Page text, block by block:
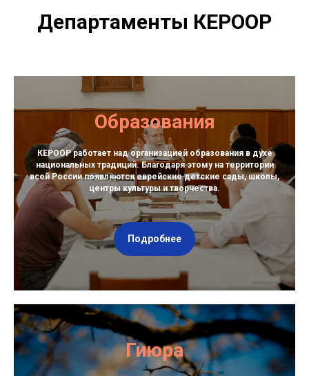
Департаменты КЕРООР
Образования
КЕРООР работает над организацией образования в духе
национальных традиций. Благодаря этому на территории
всей России появляются еврейские детские сады, школы,
центры культуры и творчества.
Подробнее
Гиюра